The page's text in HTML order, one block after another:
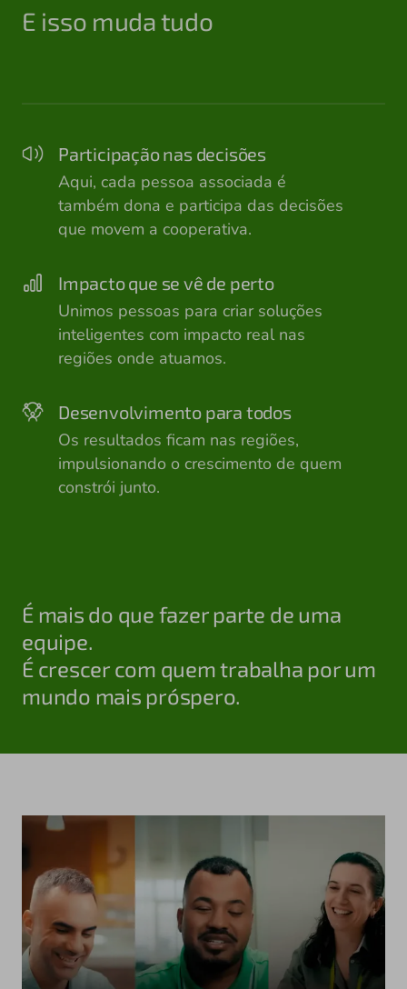
E isso muda tudo
Participação nas decisões
Aqui, cada pessoa associada é
também dona e participa das decisões
que movem a cooperativa.
Impacto que se vê de perto
Unimos pessoas para criar soluções
inteligentes com impacto real nas
regiões onde atuamos.
Desenvolvimento para todos
Os resultados ficam nas regiões,
impulsionando o crescimento de quem
constrói junto.
É mais do que fazer parte de uma
equipe.
É crescer com quem trabalha por um
mundo mais próspero.